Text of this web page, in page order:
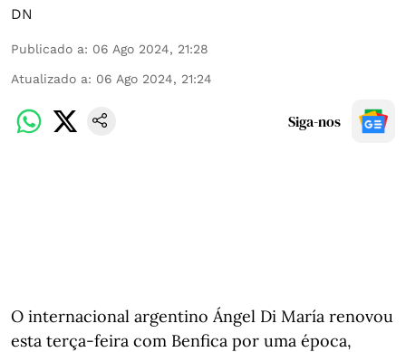
DN
Publicado a: 06 Ago 2024, 21:28
Atualizado a: 06 Ago 2024, 21:24
Siga-nos
O internacional argentino Ángel Di María renovou
esta terça-feira com Benfica por uma época,